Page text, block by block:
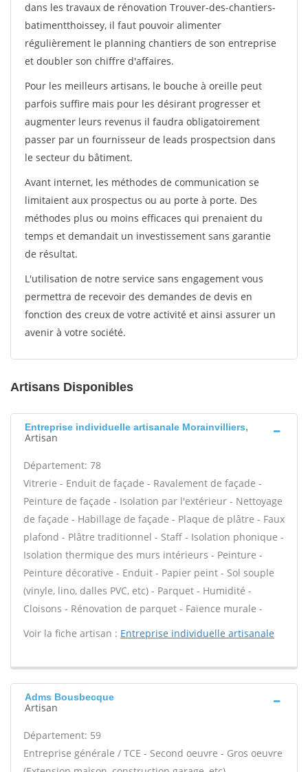
dans les travaux de rénovation Trouver-des-chantiers-
batimentthoissey, il faut pouvoir alimenter
régulièrement le planning chantiers de son entreprise
et doubler son chiffre d'affaires.
Pour les meilleurs artisans, le bouche à oreille peut
parfois suffire mais pour les désirant progresser et
augmenter leurs revenus il faudra obligatoirement
passer par un fournisseur de leads prospectsion dans
le secteur du bâtiment.
Avant internet, les méthodes de communication se
limitaient aux prospectus ou au porte à porte. Des
méthodes plus ou moins efficaces qui prenaient du
temps et demandait un investissement sans garantie
de résultat.
L'utilisation de notre service sans engagement vous
permettra de recevoir des demandes de devis en
fonction des creux de votre activité et ainsi assurer un
avenir à votre société.
Artisans Disponibles
Entreprise individuelle artisanale Morainvilliers,
Artisan
Département: 78
Vitrerie - Enduit de façade - Ravalement de façade -
Peinture de façade - Isolation par l'extérieur - Nettoyage
de façade - Habillage de façade - Plaque de plâtre - Faux
plafond - Plâtre traditionnel - Staff - Isolation phonique -
Isolation thermique des murs intérieurs - Peinture -
Peinture décorative - Enduit - Papier peint - Sol souple
(vinyle, lino, dalles PVC, etc) - Parquet - Humidité -
Cloisons - Rénovation de parquet - Faïence murale -
Voir la fiche artisan : Entreprise individuelle artisanale
Adms Bousbecque
Artisan
Département: 59
Entreprise générale / TCE - Second oeuvre - Gros oeuvre